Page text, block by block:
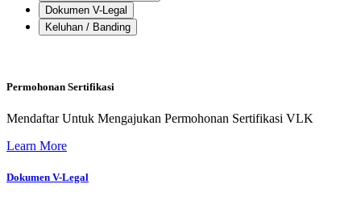
Dokumen V-Legal
Keluhan / Banding
Permohonan Sertifikasi
Mendaftar Untuk Mengajukan Permohonan Sertifikasi VLK
Learn More
Dokumen V-Legal